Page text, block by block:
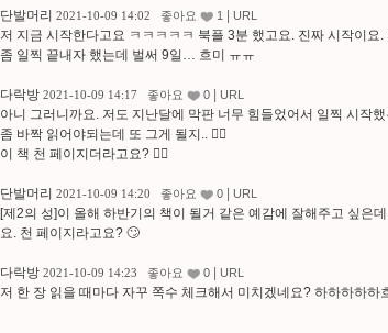
단발머리 2021-10-09 14:02 좋아요 1 URL
저 지금 시작한다고요 ㅋㅋㅋㅋㅋ 북플 3분 했고요. 진짜 시작이
좀 일찍 끝내자 했는데 벌써 9일… 흐미 ㅠㅠ
다락방 2021-10-09 14:17 좋아요 0 URL
아니 그러니까요. 저도 지난달에 막판 너무 힘들었어서 일찍 시작
좀 바짝 읽어야되는데 또 그게 될지.. 😮‍💨
이 책 천 페이지더라고요? 😮‍💨
단발머리 2021-10-09 14:20 좋아요 0 URL
[제2의 성]이 올해 하반기의 책이 될거 같은 예감에 잘해주고 싶은
요. 천 페이지라고요? 🙄
다락방 2021-10-09 14:23 좋아요 0 URL
저 한 장 읽을 때마다 자꾸 쪽수 체크해서 미치겠네요? 하하하하하